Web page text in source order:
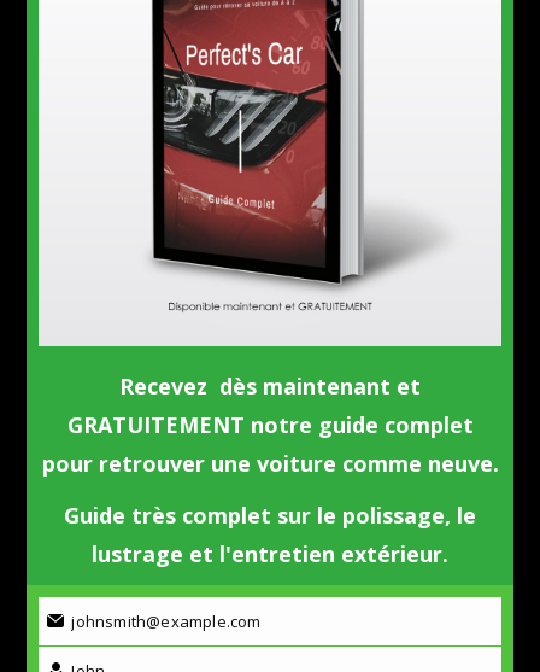
Recevez dès maintenant et
GRATUITEMENT notre guide complet
pour retrouver une voiture comme neuve.
Guide très complet sur le polissage, le
lustrage et l'entretien extérieur.
johnsmith@example.com